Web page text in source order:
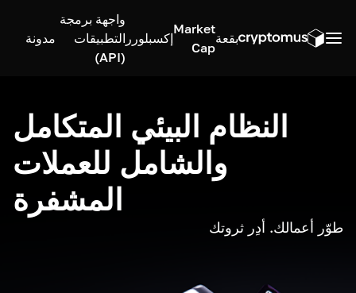
بقعة
Market
Cap
إكسبلورر
واجهة برمجة
التطبيقات
(API)
مدونة
النظام البيئي المتكامل
والشامل للعملات
المشفرة
طوّر أعمالك. أدِر ثروتك